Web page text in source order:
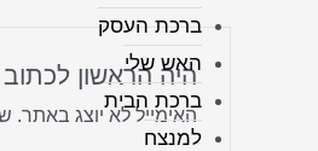
ברכת העסק
האש שלי
ברכת הבית
למנצח
היה הראשון לכתוב סקירה “2846 – ברכת מזמור לתודה
האימייל לא יוצג באתר.